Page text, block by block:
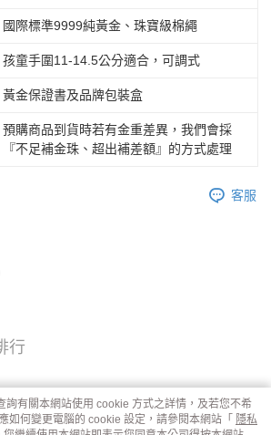
國際標準9999純黃金、珠寶級棉繩
孩童手圍11-14.5公分適合，可調式
黃金保證書及品牌包裝盒
預購商品到貨時若有金重差異，我們會採
『不足補金珠、超出補差額』的方式處理
客服
行
詢有關本網站使用 cookie 方式之詳情，及若您不希
如何變更電腦的 cookie 設定，請參閱本網站「 隱私